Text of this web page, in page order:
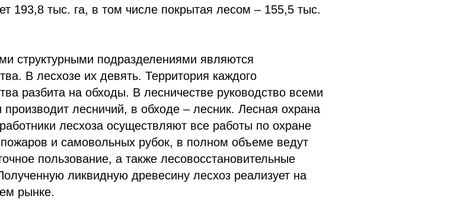
193,8 тыс. га, в том числе покрытая лесом – 155,5 тыс.
структурными подразделениями являются
В лесхозе их девять. Территория каждого
разбита на обходы. В лесничестве руководство всеми
производит лесничий, в обходе – лесник. Лесная охрана
лесхоза осуществляют все работы по охране
и самовольных рубок, в полном объеме ведут
пользование, а также лесовосстановительные
ликвидную древесину лесхоз реализует на
рынке.